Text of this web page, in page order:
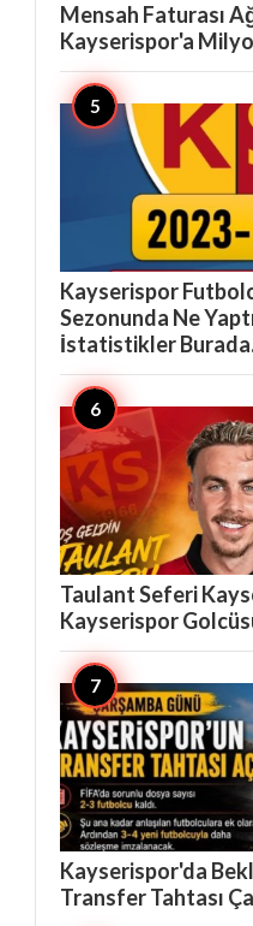
Mensah Faturası
Kayserispor'a
Kayserispor
Sezonunda Ne
İstatistikler
Taulant Seferi
Kayserispor
Kayserispor'da
Transfer Tahtası